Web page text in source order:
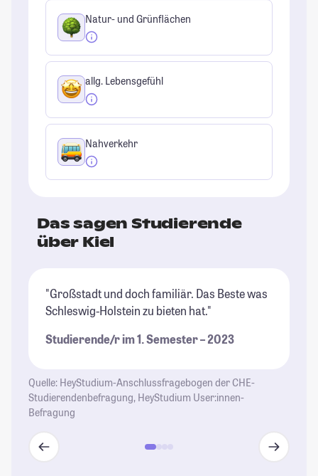
Natur- und Grünflächen
allg. Lebensgefühl
Nahverkehr
Das sagen Studierende
über Kiel
"Großstadt und doch familiär. Das Beste was
Schleswig-Holstein zu bieten hat."
Studierende/r im 1. Semester – 2023
Quelle: HeyStudium-Anschlussfragebogen der CHE-
Studierendenbefragung, HeyStudium User:innen-
Befragung